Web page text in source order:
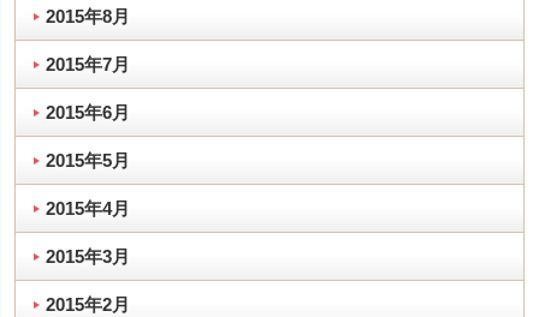
2015年8月
2015年7月
2015年6月
2015年5月
2015年4月
2015年3月
2015年2月